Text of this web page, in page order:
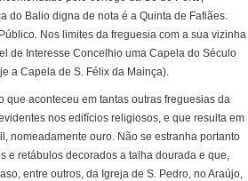
do Balio digna de nota é a Quinta de Fafiães.
Nos limites da freguesia com a sua vizinha
de Interesse Concelhio uma Capela do Século
a Capela de S. Félix da Mainça).
que aconteceu em tantas outras freguesias da
nos edifícios religiosos, e que resulta em
nomeadamente ouro. Não se estranha portanto
e retábulos decorados a talha dourada e que,
entre outros, da Igreja de S. Pedro, no Araújo,